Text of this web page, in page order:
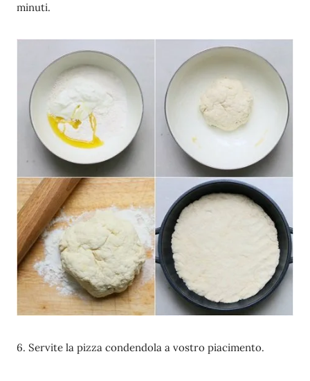
minuti.
6. Servite la pizza condendola a vostro piacimento.